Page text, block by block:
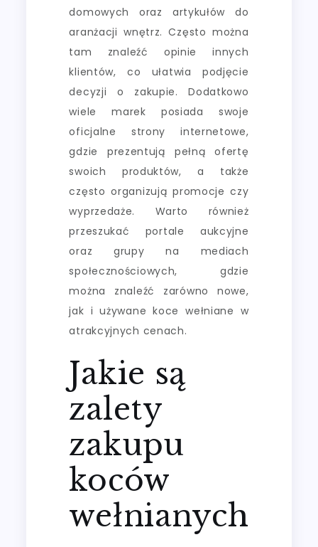
domowych oraz artykułów do
aranżacji wnętrz. Często można
tam znaleźć opinie innych
klientów, co ułatwia podjęcie
decyzji o zakupie. Dodatkowo
wiele marek posiada swoje
oficjalne strony internetowe,
gdzie prezentują pełną ofertę
swoich produktów, a także
często organizują promocje czy
wyprzedaże. Warto również
przeszukać portale aukcyjne
oraz grupy na mediach
społecznościowych, gdzie
można znaleźć zarówno nowe,
jak i używane koce wełniane w
atrakcyjnych cenach.
Jakie są
zalety
zakupu
koców
wełnianych